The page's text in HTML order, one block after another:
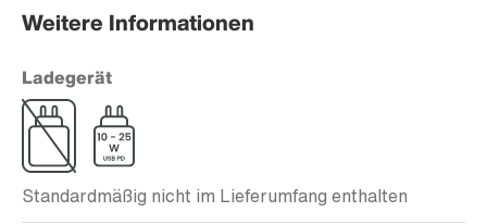
Weitere Informationen
Ladegerät
Standardmäßig nicht im Lieferumfang enthalten